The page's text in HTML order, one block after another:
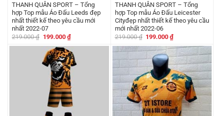
THANH QUÂN SPORT – Tổng
hợp Top mẫu Áo Đấu Leeds đẹp
nhất thiết kế theo yêu cầu mới
nhất 2022-07
219.000₫ Giá
là:
219.000 ₫.
199.000 ₫Giá
hiện
tại
là:
199.000 ₫.
THANH QUÂN SPORT – Tổng
hợp Top mẫu Áo Đấu Leicester
Cityđẹp nhất thiết kế theo yêu cầu
mới nhất 2022-06
219.000₫ Giá
là:
219.000 ₫.
199.000₫Giá
tại
199.000 ₫.